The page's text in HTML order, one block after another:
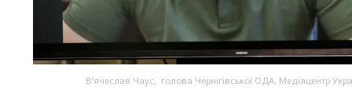
В’ячеслав Чаус, голова Чернігівської ОДА, Медіацентр